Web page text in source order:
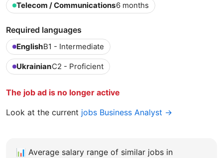
Telecom / Communications6 months
Required languages
EnglishB1 - Intermediate
UkrainianC2 - Proficient
The job ad is no longer active
Look at the current jobs Business Analyst →
📊 Average salary range of similar jobs in